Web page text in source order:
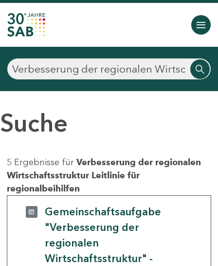
Suche
5 Ergebnisse für Verbesserung der regionalen
Wirtschaftsstruktur Leitlinie für
regionalbeihilfen
Gemeinschaftsaufgabe
"Verbesserung der
regionalen
Wirtschaftsstruktur" -